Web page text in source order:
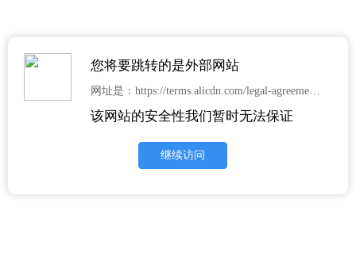
您将要跳转的是外部网站
网址是：https://terms.alicdn.com/legal-agreement/terms/c_end_product_protocol/20230831162328667/20230831162328667.html
该网站的安全性我们暂时无法保证
继续访问